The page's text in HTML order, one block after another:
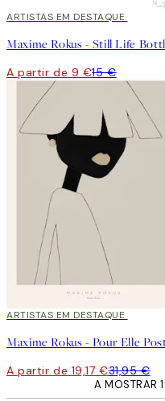
40%*
ARTISTAS EM DESTAQUE
A partir de 9 €15 €
40%*
ARTISTAS EM DESTAQUE
Maxime Rokus - Pour Elle
A partir de 19,17 €31,95 €
A MOSTRAR